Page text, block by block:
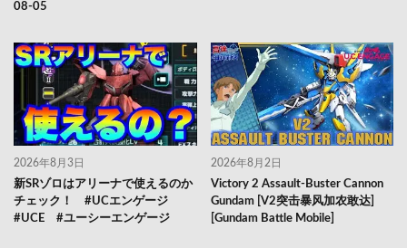
08-05
2026年8月3日
新SRゾロはアリーナで使えるのか
チェック！ #UCエンゲージ
#UCE #ユーシーエンゲージ
2026年8月2日
Victory 2 Assault-Buster Cannon
Gundam [V2突击暴风加农敢达]
[Gundam Battle Mobile]